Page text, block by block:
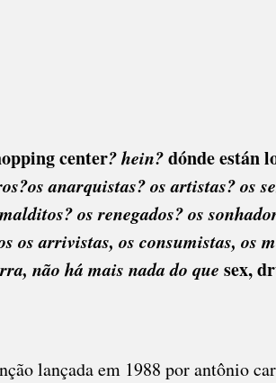
center? hein?dónde están
anarquistas? os artistas? os
os renegados? os
os arrivistas, os consumistas, os
não há mais nada do que sex,
lançada em 1988 por antônio